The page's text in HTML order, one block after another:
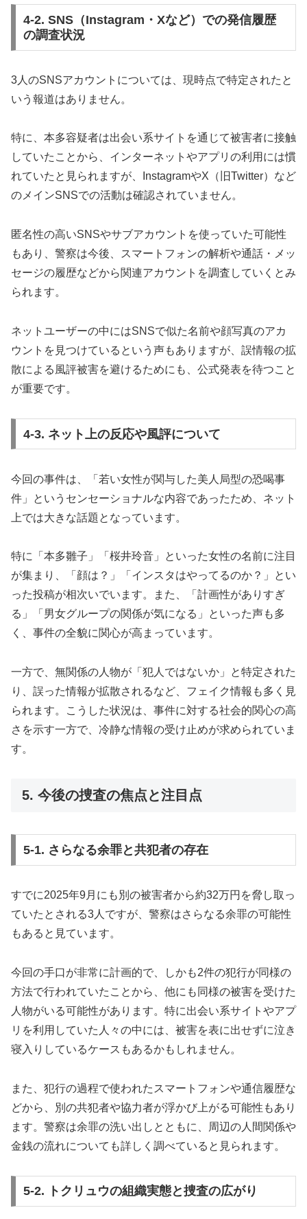
4-2. SNS（Instagram・Xなど）での発信履歴
の調査状況
3人のSNSアカウントについては、現時点で特定されたと
いう報道はありません。
特に、本多容疑者は出会い系サイトを通じて被害者に接触
していたことから、インターネットやアプリの利用には慣
れていたと見られますが、InstagramやX（旧Twitter）など
のメインSNSでの活動は確認されていません。
匿名性の高いSNSやサブアカウントを使っていた可能性
もあり、警察は今後、スマートフォンの解析や通話・メッ
セージの履歴などから関連アカウントを調査していくとみ
られます。
ネットユーザーの中にはSNSで似た名前や顔写真のアカ
ウントを見つけているという声もありますが、誤情報の拡
散による風評被害を避けるためにも、公式発表を待つこと
が重要です。
4-3. ネット上の反応や風評について
今回の事件は、「若い女性が関与した美人局型の恐喝事
件」というセンセーショナルな内容であったため、ネット
上では大きな話題となっています。
特に「本多雛子」「桜井玲音」といった女性の名前に注目
が集まり、「顔は？」「インスタはやってるのか？」とい
った投稿が相次いでいます。また、「計画性がありすぎ
る」「男女グループの関係が気になる」といった声も多
く、事件の全貌に関心が高まっています。
一方で、無関係の人物が「犯人ではないか」と特定された
り、誤った情報が拡散されるなど、フェイク情報も多く見
られます。こうした状況は、事件に対する社会的関心の高
さを示す一方で、冷静な情報の受け止めが求められていま
す。
5. 今後の捜査の焦点と注目点
5-1. さらなる余罪と共犯者の存在
すでに2025年9月にも別の被害者から約32万円を脅し取っ
ていたとされる3人ですが、警察はさらなる余罪の可能性
もあると見ています。
今回の手口が非常に計画的で、しかも2件の犯行が同様の
方法で行われていたことから、他にも同様の被害を受けた
人物がいる可能性があります。特に出会い系サイトやアプ
リを利用していた人々の中には、被害を表に出せずに泣き
寝入りしているケースもあるかもしれません。
また、犯行の過程で使われたスマートフォンや通信履歴な
どから、別の共犯者や協力者が浮かび上がる可能性もあり
ます。警察は余罪の洗い出しとともに、周辺の人間関係や
金銭の流れについても詳しく調べていると見られます。
5-2. トクリュウの組織実態と捜査の広がり